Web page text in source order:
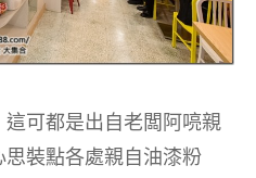
可都是出自老闆阿喨親
裝點各處親自油漆粉